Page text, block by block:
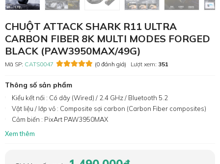
CHUỘT ATTACK SHARK R11 ULTRA
CARBON FIBER 8K MULTI MODES FORGED
BLACK (PAW3950MAX/49G)
Mã SP: CATS0047 (0 đánh giá) Lượt xem: 351
Thông số sản phẩm
Kiểu kết nối : Có dây (Wired) / 2.4 GHz / Bluetooth 5.2
Vật liệu / lớp vỏ : Composite sợi carbon (Carbon Fiber composites)
Cảm biến : PixArt PAW3950MAX
Xem thêm